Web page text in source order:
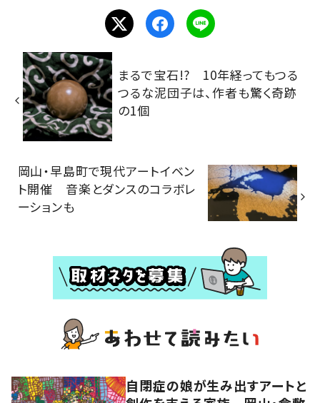
まるで宝石!? 10年経ってもつる
つるな泥団子は、作者も驚く奇跡
の1個
岡山・早島町で現代アートイベン
ト開催 音楽とダンスのコラボレ
ーションも
自閉症の娘が生み出すアートと